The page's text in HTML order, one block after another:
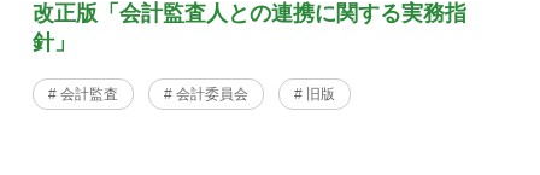
改正版「会計監査人との連携に関する実務指
針」
# 会計監査 # 会計委員会 # 旧版